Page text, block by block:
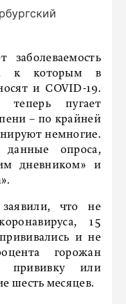
заболеваемость
к которым в
и COVID-19.
теперь пугает
– по крайней
немногие.
данные опроса,
дневником» и
что не
15
и не
горожан
прививку или
шесть месяцев.